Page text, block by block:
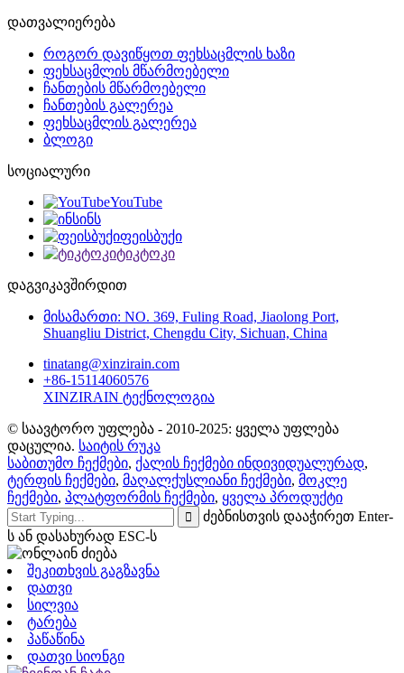
დათვალიერება
როგორ დავიწყოთ ფეხსაცმლის ხაზი
ფეხსაცმლის მწარმოებელი
ჩანთების მწარმოებელი
ჩანთების გალერეა
ფეხსაცმლის გალერეა
ბლოგი
სოციალური
YouTube
ინს
ფეისბუქი
ტიკტოკი
დაგვიკავშირდით
მისამართი: NO. 369, Fuling Road, Jiaolong Port,
Shuangliu District, Chengdu City, Sichuan, China
tinatang@xinzirain.com
+86-15114060576
XINZIRAIN ტექნოლოგია
© საავტორო უფლება - 2010-2025: ყველა უფლება
დაცულია. საიტის რუკა
საბითუმო ჩექმები, ქალის ჩექმები ინდივიდუალურად,
ტერფის ჩექმები, მაღალქუსლიანი ჩექმები, მოკლე
ჩექმები, პლატფორმის ჩექმები, ყველა პროდუქტი
ძებნისთვის დააჭირეთ Enter-
ს ან დასახურად ESC-ს
შეკითხვის გაგზავნა
დათვი
სილვია
ტარება
პაწაწინა
დათვი სიონგი